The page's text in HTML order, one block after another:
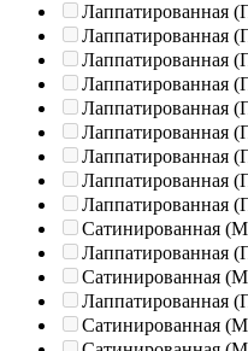
Лаппатированная
Лаппатированная
Лаппатированная
Лаппатированная
Лаппатированная
Лаппатированная
Лаппатированная
Лаппатированная
Лаппатированная
Сатинированная
Лаппатированная
Сатинированная
Лаппатированная
Сатинированная